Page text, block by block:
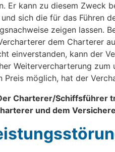
Er kann zu diesem Zweck
sich die für das Führen
zeigen lassen.
dem Charterer
einverstanden, kann der
Weitervercharterung zum
Preis möglich, hat der
Charterer/Schiffsführer
und dem